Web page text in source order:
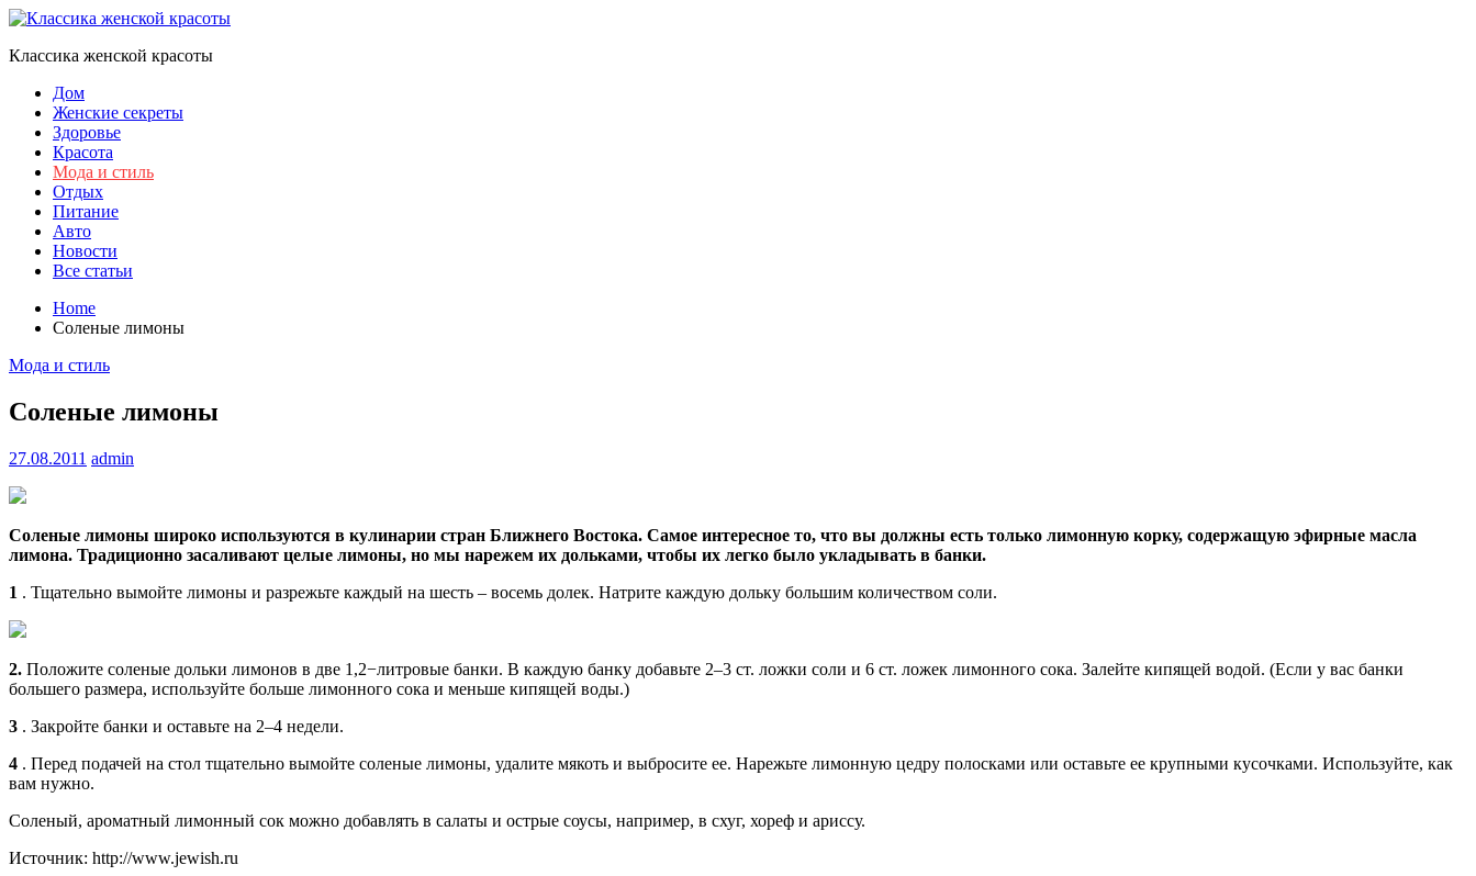
Skip
content
Классика женской красоты
Дом
Женские секреты
Здоровье
Красота
Мода и стиль
Отдых
Питание
Авто
Новости
Все статьи
Home
Соленые лимоны
Мода и стиль
Соленые лимоны
27.08.2011 admin
Соленые лимоны широко используются в кулинарии стран Ближнего Востока. Самое интересное то, что вы должны есть только лимонную корку, содержащую эфирные масла
лимона. Традиционно засаливают целые лимоны, но мы нарежем их дольками, чтобы их легко было укладывать в банки.
1 . Тщательно вымойте лимоны и разрежьте каждый на шесть – восемь долек. Натрите каждую дольку большим количеством соли.
2. Положите соленые дольки лимонов в две 1,2−литровые банки. В каждую банку добавьте 2–3 ст. ложки соли и 6 ст. ложек лимонного сока. Залейте кипящей водой. (Если у вас банки
большего размера, используйте больше лимонного сока и меньше кипящей воды.)
3 . Закройте банки и оставьте на 2–4 недели.
4 . Перед подачей на стол тщательно вымойте соленые лимоны, удалите мякоть и выбросите ее. Нарежьте лимонную цедру полосками или оставьте ее крупными кусочками. Используйте, как
вам нужно.
Соленый, ароматный лимонный сок можно добавлять в салаты и острые соусы, например, в схуг, хореф и ариссу.
Источник: http://www.jewish.ru